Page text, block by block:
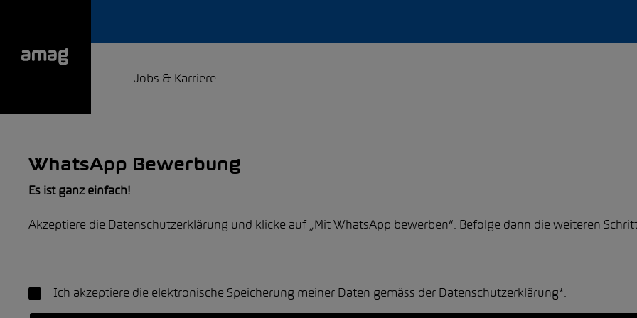
Jobs & Karriere
WhatsApp Bewerbung
Es ist ganz einfach!
Akzeptiere die Datenschutzerklärung und klicke auf „Mit WhatsApp bewerben“. Befolge dann die weiteren
Ich akzeptiere die elektronische Speicherung meiner Daten gemäss der Datenschutzerklärung*.